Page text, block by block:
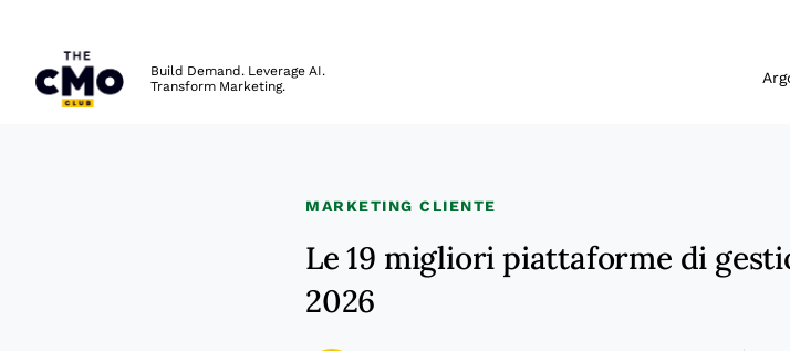
Build Demand. Leverage AI.
Transform Marketing.
MARKETING CLIENTE
Le 19 migliori piattaforme di
2026